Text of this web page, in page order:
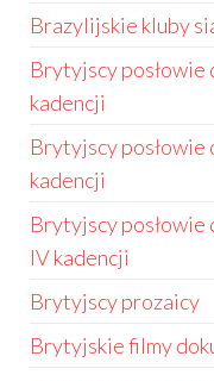
Brazylijskie kluby
Brytyjscy posłowie
kadencji
Brytyjscy posłowie
kadencji
Brytyjscy
IV kadencji
Brytyjscy prozaicy
Brytyjskie filmy